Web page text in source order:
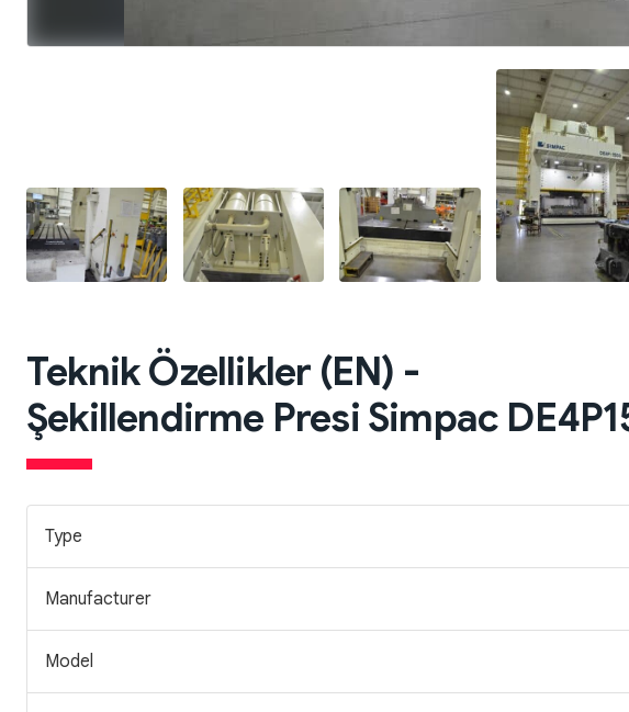
Teknik Özellikler (EN) -
Şekillendirme Presi Simpac
Type
Manufacturer
Model